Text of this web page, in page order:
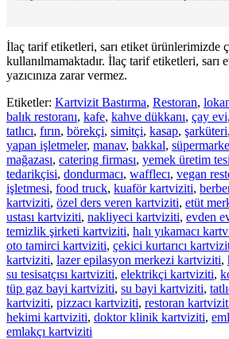
İlaç tarif etiketleri, sarı etiket ürünlerimizde
kullanılmamaktadır. İlaç tarif etiketleri, sarı
yazıcınıza zarar vermez.
Etiketler: Kartvizit Bastırma, Restoran,
balık restoranı, kafe, kahve dükkanı, çay evi,
tatlıcı, fırın, börekçi, simitçi, kasap, şarküteri,
yapan işletmeler, manav, bakkal,
mağazası, catering firması, yemek üretim
tedarikçisi, dondurmacı, wafflecı, vegan
işletmesi, food truck, kuaför kartviziti,
kartviziti, özel ders veren kartviziti, etüt
ustası kartviziti, nakliyeci kartviziti, evden
temizlik şirketi kartviziti, halı yıkamacı
oto tamirci kartviziti, çekici kurtarıcı
kartviziti, lazer epilasyon merkezi kartviziti,
su tesisatçısı kartviziti, elektrikçi kartviziti,
tüp gaz bayi kartviziti, su bayi kartviziti,
kartviziti, pizzacı kartviziti, restoran
hekimi kartviziti, doktor klinik kartviziti,
emlakçı kartviziti